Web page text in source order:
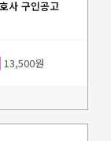
사 구인공고
13,500원